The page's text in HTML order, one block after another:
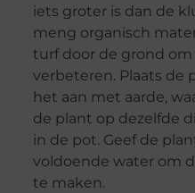
iets groter is dan de
meng organisch
turf door de grond
verbeteren. Plaats de
het aan met aarde,
de plant op dezelfde
in de pot. Geef de
voldoende water om
te maken.